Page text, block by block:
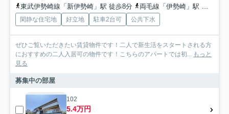
東武伊勢崎線「新伊勢崎」駅 徒歩8分
両毛線「伊勢崎」駅 徒歩24分
閑静な住宅地 好立地 駐車2台可 公共下水
ぜひご覧いただきたい賃貸物件です！二人で新生活をスタートされる方
におすすめの二人入居可の物件です！こちらのアパートでは初... もっと
見る
募集中の部屋
102
5.4万円